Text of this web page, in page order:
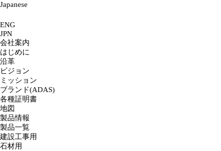
Japanese
ENG
JPN
会社案内
はじめに
沿革
ビジョン
ミッション
ブランド(ADAS)
各種証明書
地図
製品情報
製品一覧
建設工事用
石材用